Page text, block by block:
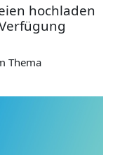
hochladen
Thema